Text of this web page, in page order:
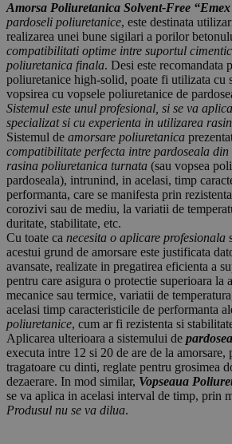
Amorsa Poliuretanica Solvent-Free
pardoseli poliuretanice, este destinata
realizarea unei bune sigilari a porilor
compatibilitati optime intre suportul
poliuretanica finala. Desi este recomandata
poliuretanice high-solid, poate fi utilizata cu
vopsirea cu vopsele poliuretanice de
Sistemul este unul profesional, si se va
specializat si cu experienta in utilizarea
Sistemul de amorsare poliuretanica
compatibilitate perfecta intre pardoseala
rasina poliuretanica turnata (sau vopsea
pardoseala), intrunind, in acelasi, timp
performanta, care se manifesta prin
corozivi sau de mediu, la variatii de
duritate, stabilitate, etc.
Cu toate ca necesita o aplicare profesionala
acestui grund de amorsare este justificata
avansate, realizate in pregatirea eficienta a
pentru care asigura o protectie superioara la
mecanice sau termice, variatii de
acelasi timp caracteristicile de performanta
poliuretanice, cum ar fi rezistenta si
Aplicarea ulterioara a sistemului de
executa intre 12 si 20 de are de la amorsare,
tragatoare cu dinti, reglate pentru grosimea
dezaerare. In mod similar, Vopseaua
se va aplica in acelasi interval de timp, prin
Produsul nu se va dilua.